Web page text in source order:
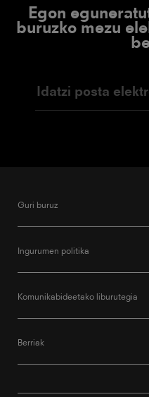
Egon
buruzko mezu
Guri buruz
Ingurumen politika
Komunikabideetako liburutegia
Berriak